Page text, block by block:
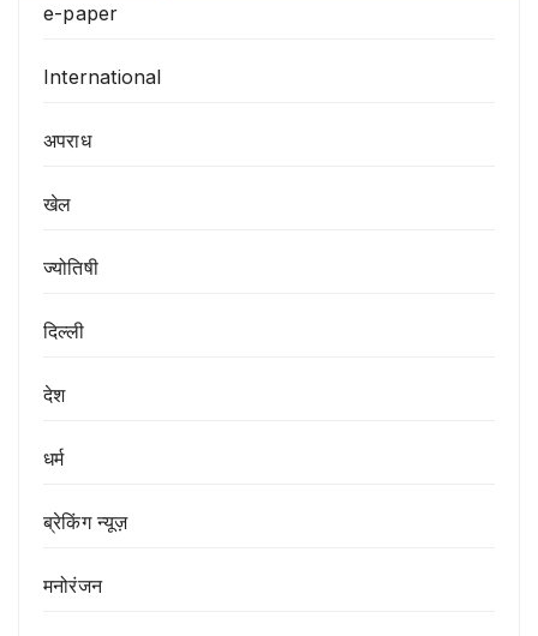
e-paper
International
अपराध
खेल
ज्योतिषी
दिल्ली
देश
धर्म
ब्रेकिंग न्यूज़
मनोरंजन